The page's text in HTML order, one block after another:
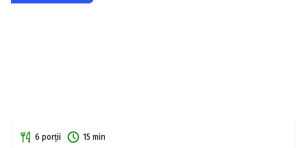
6 porții 15 min